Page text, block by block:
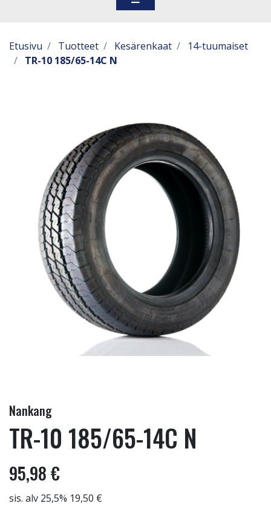
Etusivu Tuotteet Kesärenkaat
14-tuumaiset
TR-10 185/65-14C N
Nankang
TR-10 185/65-14C N
95,98 €
sis. alv 25,5% 19,50 €